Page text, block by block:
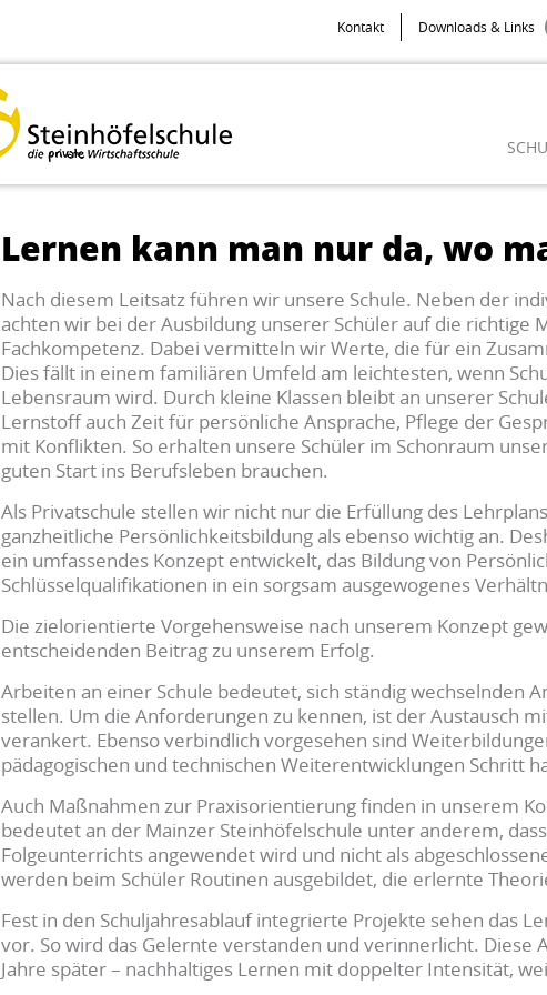
Kontakt Downloads & Links
Lernen kann man nur da, wo
Nach diesem Leitsatz führen wir unsere Schule. Neben der
achten wir bei der Ausbildung unserer Schüler auf die richtige
Fachkompetenz. Dabei vermitteln wir Werte, die für ein
Dies fällt in einem familiären Umfeld am leichtesten, wenn
Lebensraum wird. Durch kleine Klassen bleibt an unserer
Lernstoff auch Zeit für persönliche Ansprache, Pflege der
mit Konflikten. So erhalten unsere Schüler im Schonraum
guten Start ins Berufsleben brauchen.
Als Privatschule stellen wir nicht nur die Erfüllung des
ganz­heitliche Persönlichkeitsbildung als ebenso wichtig an.
ein umfassendes Konzept entwickelt, das Bildung von
Schlüsselqualifikationen in ein sorgsam ausgewogenes
Die zielorientierte Vorgehensweise nach unserem Konzept
entscheidenden Beitrag zu unserem Erfolg.
Arbeiten an einer Schule bedeutet, sich ständig wechselnden
stellen. Um die Anforderungen zu kennen, ist der Austausch
verankert. Ebenso verbindlich vorgesehen sind
pädagogischen und technischen Weiterentwicklungen Schritt
Auch Maßnahmen zur Praxisorientierung finden in unserem
bedeutet an der Mainzer Steinhöfelschule unter anderem,
Folgeunterrichts angewendet wird und nicht als
werden beim Schüler Routinen ausgebildet, die erlernte
Fest in den Schuljahresablauf integrierte Projekte sehen das
vor. So wird das Gelernte verstanden und verinnerlicht.
Jahre später – nachhaltiges Lernen mit doppelter Intensität,